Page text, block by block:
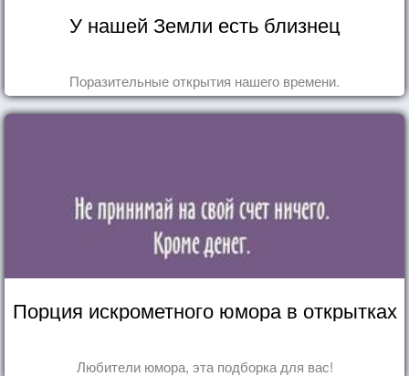
У нашей Земли есть близнец
Поразительные открытия нашего времени.
Порция искрометного юмора в открытках
Любители юмора, эта подборка для вас!